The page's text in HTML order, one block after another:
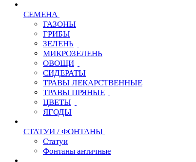
СЕМЕНА
ГАЗОНЫ
ГРИБЫ
ЗЕЛЕНЬ
МИКРОЗЕЛЕНЬ
ОВОЩИ
СИДЕРАТЫ
ТРАВЫ ЛЕКАРСТВЕННЫЕ
ТРАВЫ ПРЯНЫЕ
ЦВЕТЫ
ЯГОДЫ
СТАТУИ / ФОНТАНЫ
Статуи
Фонтаны античные